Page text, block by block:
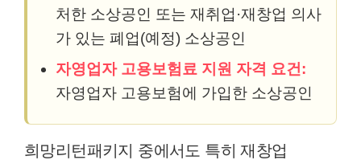
처한 소상공인 또는 재취업·재창업 의사
가 있는 폐업(예정) 소상공인
자영업자 고용보험료 지원 자격 요건:
자영업자 고용보험에 가입한 소상공인
희망리턴패키지 중에서도 특히 재창업